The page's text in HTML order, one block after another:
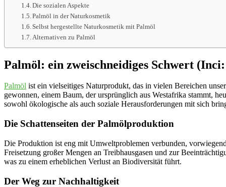
Die sozialen Aspekte
Palmöl in der Naturkosmetik
Selbst hergestellte Naturkosmetik mit Palmöl
Alternativen zu Palmöl
Palmöl: ein zweischneidiges Schwert
Palmöl ist ein vielseitiges Naturprodukt, das in vielen Bereichen
gewonnen, einem Baum, der ursprünglich aus Westafrika stammt,
sowohl ökologische als auch soziale Herausforderungen mit sich
Die Schattenseiten der Palmölproduktion
Die Produktion ist eng mit Umweltproblemen verbunden,
Freisetzung großer Mengen an Treibhausgasen und zur
was zu einem erheblichen Verlust an Biodiversität führt.
Der Weg zur Nachhaltigkeit